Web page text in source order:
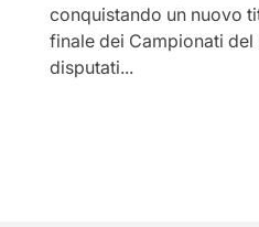
conquistando un nuovo
finale dei Campionati
disputati...